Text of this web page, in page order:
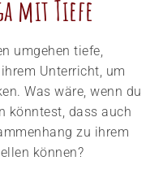
mit Tiefe​
umgehen tiefe,
Unterricht, um
Was wäre, wenn du
könntest, dass auch
zu ihrem
können?